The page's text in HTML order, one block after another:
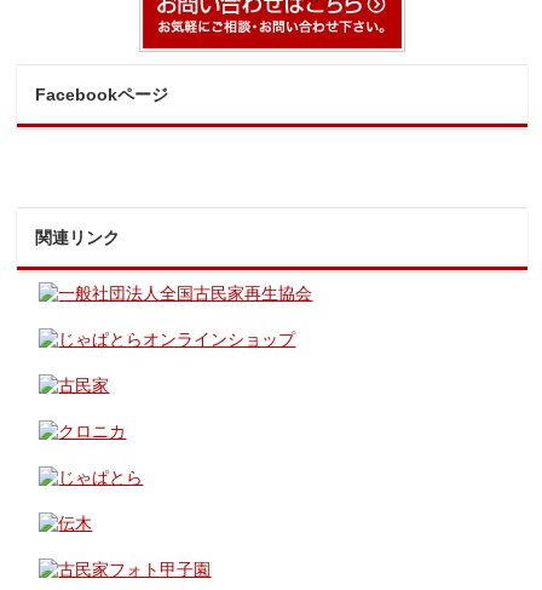
Facebookページ
関連リンク